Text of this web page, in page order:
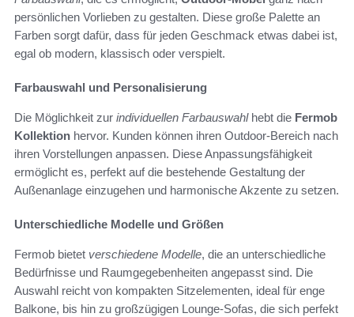
persönlichen Vorlieben zu gestalten. Diese große Palette an
Farben sorgt dafür, dass für jeden Geschmack etwas dabei ist,
egal ob modern, klassisch oder verspielt.
Farbauswahl und Personalisierung
Die Möglichkeit zur individuellen Farbauswahlhebt die Fermob
Kollektion hervor. Kunden können ihren Outdoor-Bereich nach
ihren Vorstellungen anpassen. Diese Anpassungsfähigkeit
ermöglicht es, perfekt auf die bestehende Gestaltung der
Außenanlage einzugehen und harmonische Akzente zu setzen.
Unterschiedliche Modelle und Größen
Fermob bietet verschiedene Modelle, die an unterschiedliche
Bedürfnisse und Raumgegebenheiten angepasst sind. Die
Auswahl reicht von kompakten Sitzelementen, ideal für enge
Balkone, bis hin zu großzügigen Lounge-Sofas, die sich perfekt